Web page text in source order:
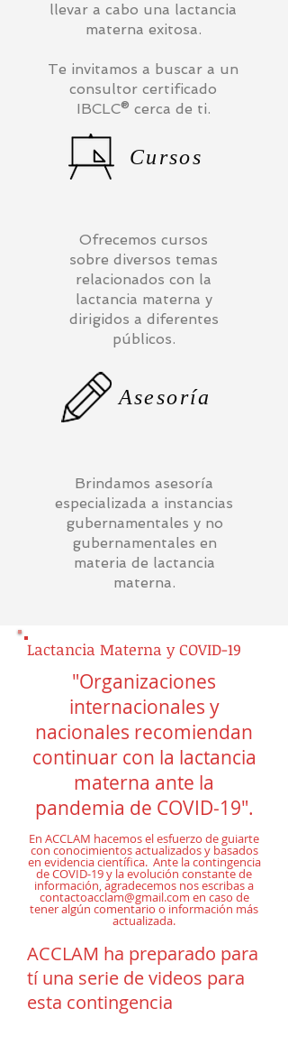
llevar a cabo una lactancia
materna exitosa.
Te invitamos a buscar a un
consultor certificado
IBCLC® cerca de ti.
Cursos
Ofrecemos cursos
sobre diversos temas
relacionados con la
lactancia materna y
dirigidos a diferentes
públicos.
Asesoría
Brindamos asesoría
especializada a instancias
gubernamentales y no
gubernamentales en
materia de lactancia
materna.
Lactancia Materna y COVID-19
"Organizaciones
internacionales y
nacionales recomiendan
continuar con la lactancia
materna ante la
pandemia de COVID-19".
En ACCLAM hacemos el esfuerzo de guiarte
con conocimientos actualizados y basados
en evidencia científica. Ante la contingencia
de COVID-19 y la evolución constante de
información, agradecemos nos escribas a
contactoacclam@gmail.com en caso de
tener algún comentario o información más
actualizada.
ACCLAM ha preparado para
tí una serie de videos para
esta contingencia